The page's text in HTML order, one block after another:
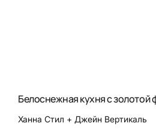
Белоснежная кухня с золотой
Ханна Стил + Джейн Вертикаль